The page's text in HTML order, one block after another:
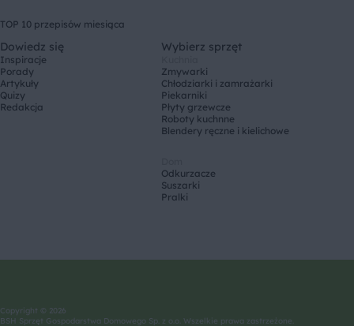
TOP 10 przepisów miesiąca
Dowiedz się
Inspiracje
Porady
Artykuły
Quizy
Redakcja
Wybierz sprzęt
Zmywarki
Chłodziarki i zamrażarki
Piekarniki
Płyty grzewcze
Roboty kuchnne
Blendery ręczne i kielichowe
Odkurzacze
Suszarki
Pralki
Copyright © 2026
BSH Sprzęt Gospodarstwa Domowego Sp. z o.o. Wszelkie prawa zastrzeżone.